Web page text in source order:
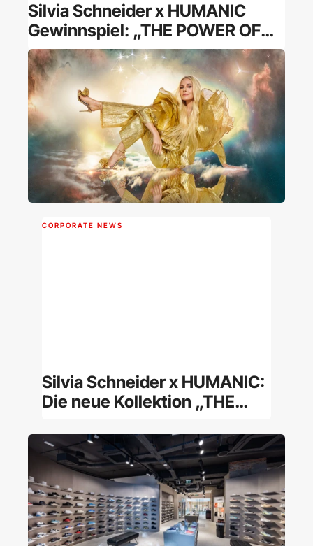
Silvia Schneider x HUMANIC
Gewinnspiel: „THE POWER OF
ELEMENTS“
CORPORATE NEWS
Silvia Schneider x HUMANIC:
Die neue Kollektion „THE
vereint Stil, Persönlichkeit
und kosmische Energie